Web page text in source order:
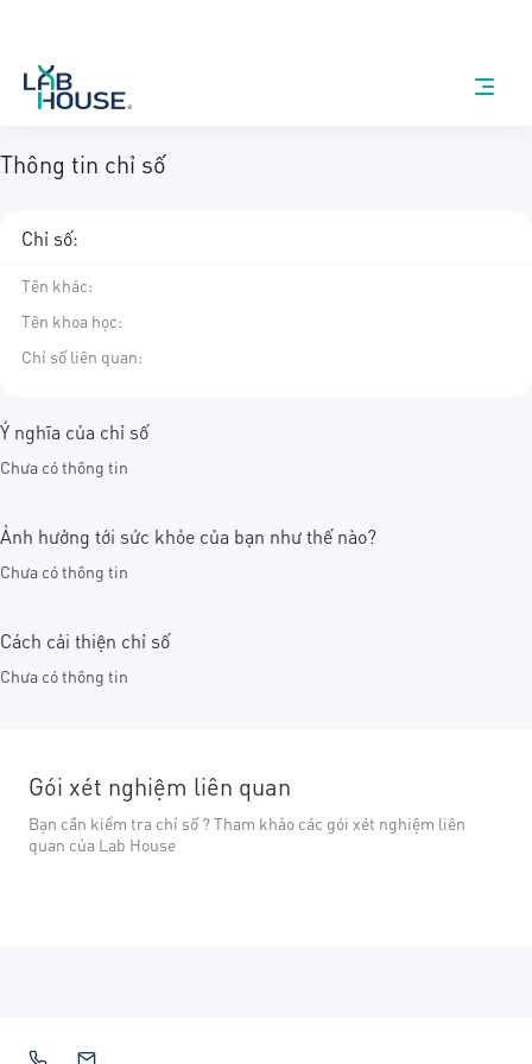
Thông tin chỉ số
Chỉ số:
Tên khác:
Tên khoa học:
Chỉ số liên quan:
Ý nghĩa của chỉ số
Chưa có thông tin
Ảnh hưởng tới sức khỏe của bạn như thế nào?
Chưa có thông tin
Cách cải thiện chỉ số
Chưa có thông tin
Gói xét nghiệm liên quan
Bạn cần kiểm tra chỉ số ? Tham khảo các gói xét nghiệm liên
quan của Lab House